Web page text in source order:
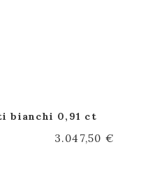
bianchi 0,91 ct
3.047,50 €